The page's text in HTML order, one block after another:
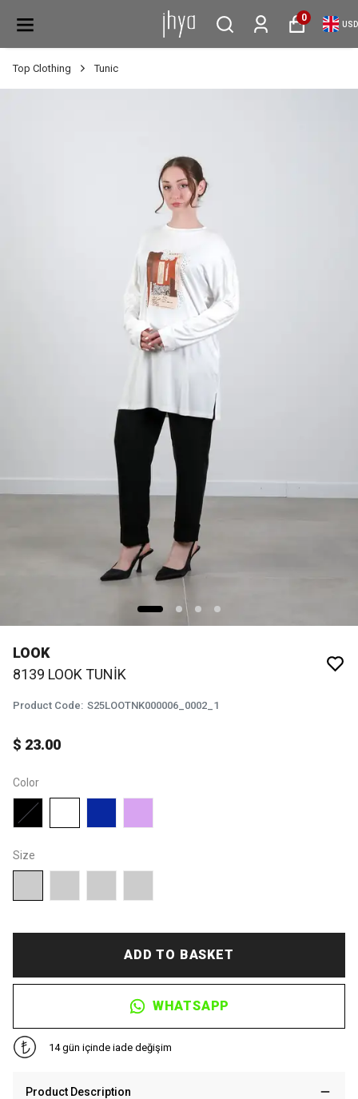
0
USD
Top Clothing Tunic
LOOK
8139 LOOK TUNİK
Product Code: S25LOOTNK000006_0002_1
$ 23.00
Color
Size
ADD TO BASKET
WHATSAPP
14 gün içinde iade değişim
Product Description